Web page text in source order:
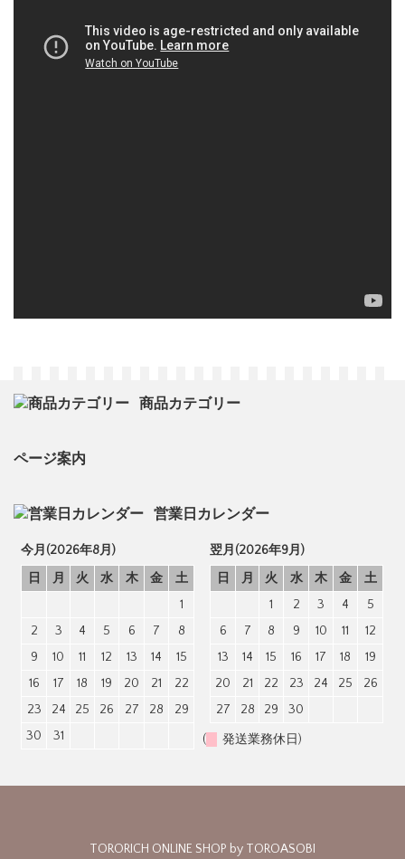
商品カテゴリー
ページ案内
営業日カレンダー
今月(2026年8月)
日
月 火 水 木 金
土
1
2
3 4 5 6 7
8
9
10 11 12 13 14
15
16
17 18 19 20 21
22
23
24 25 26 27 28
29
30
31
翌月(2026年9月)
日
月 火 水 木 金
土
1
2 3 4
5
6
7 8 9 10 11
12
13
14 15 16 17 18
19
20
21 22 23 24 25
26
27
28 29 30
( 発送業務休日)
TORORICH ONLINE SHOP by TOROASOBI